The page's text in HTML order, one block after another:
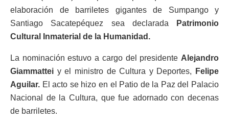
elaboración de barriletes gigantes de Sumpango y
Santiago Sacatepéquez sea declarada
Patrimonio
Cultural Inmaterial de la Humanidad.
La nominación estuvo a cargo del presidente Alejandro
Giammattei y el ministro de Cultura y Deportes, Felipe
Aguilar. El acto se hizo en el Patio de la Paz del Palacio
Nacional de la Cultura, que fue adornado con decenas
de barriletes.